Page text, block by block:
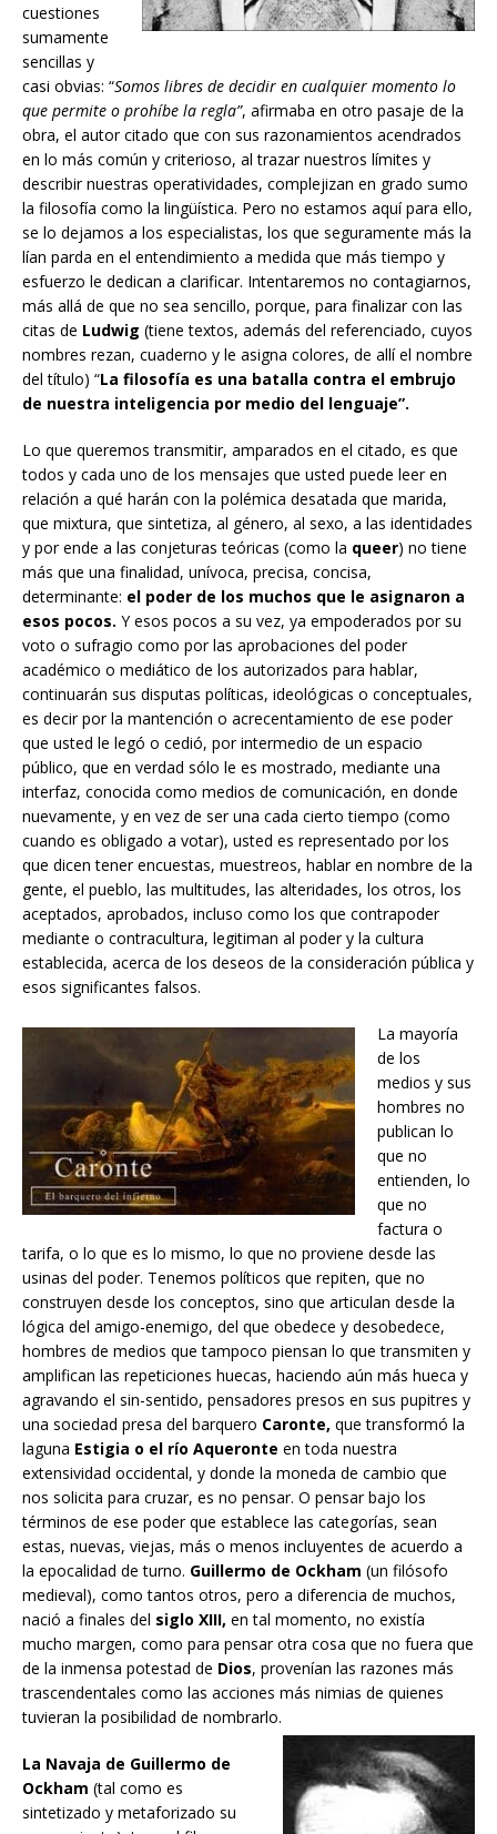
cuestiones
sumamente
sencillas y
casi obvias: “Somos libres de decidir en cualquier momento lo
que permite o prohíbe la regla”, afirmaba en otro pasaje de la
obra, el autor citado que con sus razonamientos acendrados
en lo más común y criterioso, al trazar nuestros límites y
describir nuestras operatividades, complejizan en grado sumo
la filosofía como la lingüística. Pero no estamos aquí para ello,
se lo dejamos a los especialistas, los que seguramente más la
lían parda en el entendimiento a medida que más tiempo y
esfuerzo le dedican a clarificar. Intentaremos no contagiarnos,
más allá de que no sea sencillo, porque, para finalizar con las
citas de Ludwig (tiene textos, además del referenciado, cuyos
nombres rezan, cuaderno y le asigna colores, de allí el nombre
del título) “La filosofía es una batalla contra el embrujo
de nuestra inteligencia por medio del lenguaje”.
Lo que queremos transmitir, amparados en el citado, es que
todos y cada uno de los mensajes que usted puede leer en
relación a qué harán con la polémica desatada que marida,
que mixtura, que sintetiza, al género, al sexo, a las identidades
y por ende a las conjeturas teóricas (como la queer) no tiene
más que una finalidad, unívoca, precisa, concisa,
determinante: el poder de los muchos que le asignaron a
esos pocos. Y esos pocos a su vez, ya empoderados por su
voto o sufragio como por las aprobaciones del poder
académico o mediático de los autorizados para hablar,
continuarán sus disputas políticas, ideológicas o conceptuales,
es decir por la mantención o acrecentamiento de ese poder
que usted le legó o cedió, por intermedio de un espacio
público, que en verdad sólo le es mostrado, mediante una
interfaz, conocida como medios de comunicación, en donde
nuevamente, y en vez de ser una cada cierto tiempo (como
cuando es obligado a votar), usted es representado por los
que dicen tener encuestas, muestreos, hablar en nombre de la
gente, el pueblo, las multitudes, las alteridades, los otros, los
aceptados, aprobados, incluso como los que contrapoder
mediante o contracultura, legitiman al poder y la cultura
establecida, acerca de los deseos de la consideración pública y
esos significantes falsos.
La mayoría
de los
medios y sus
hombres no
publican lo
que no
entienden, lo
que no
factura o
tarifa, o lo que es lo mismo, lo que no proviene desde las
usinas del poder. Tenemos políticos que repiten, que no
construyen desde los conceptos, sino que articulan desde la
lógica del amigo-enemigo, del que obedece y desobedece,
hombres de medios que tampoco piensan lo que transmiten y
amplifican las repeticiones huecas, haciendo aún más hueca y
agravando el sin-sentido, pensadores presos en sus pupitres y
una sociedad presa del barquero Caronte, que transformó la
laguna Estigia o el río Aqueronte en toda nuestra
extensividad occidental, y donde la moneda de cambio que
nos solicita para cruzar, es no pensar. O pensar bajo los
términos de ese poder que establece las categorías, sean
estas, nuevas, viejas, más o menos incluyentes de acuerdo a
la epocalidad de turno. Guillermo de Ockham (un filósofo
medieval), como tantos otros, pero a diferencia de muchos,
nació a finales del siglo XIII, en tal momento, no existía
mucho margen, como para pensar otra cosa que no fuera que
de la inmensa potestad de Dios, provenían las razones más
trascendentales como las acciones más nimias de quienes
tuvieran la posibilidad de nombrarlo.
La Navaja de Guillermo de
Ockham (tal como es
sintetizado y metaforizado su